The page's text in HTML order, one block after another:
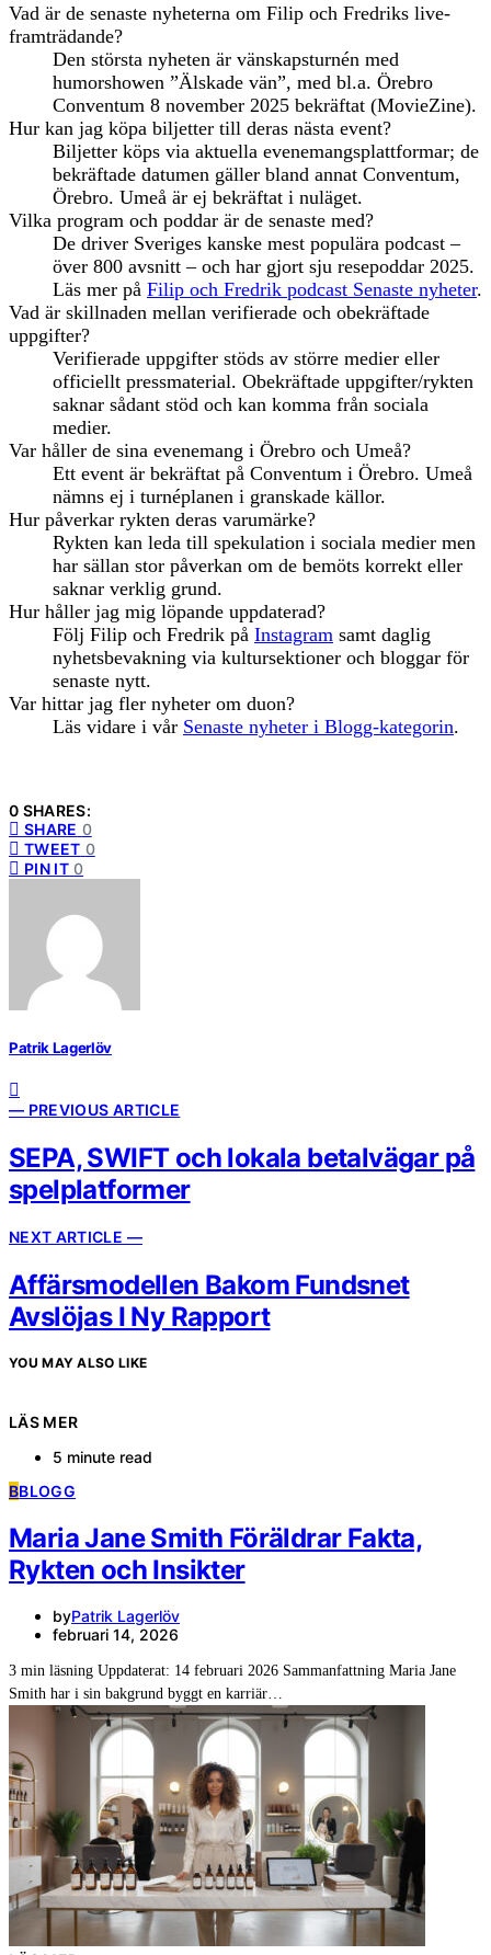
Vad är de senaste nyheterna om Filip och Fredriks live-
framträdande?
Den största nyheten är vänskapsturnén med
humorshowen ”Älskade vän”, med bl.a. Örebro
Conventum 8 november 2025 bekräftat (MovieZine).
Hur kan jag köpa biljetter till deras nästa event?
Biljetter köps via aktuella evenemangsplattformar; de
bekräftade datumen gäller bland annat Conventum,
Örebro. Umeå är ej bekräftat i nuläget.
Vilka program och poddar är de senaste med?
De driver Sveriges kanske mest populära podcast –
över 800 avsnitt – och har gjort sju resepoddar 2025.
Läs mer på Filip och Fredrik podcast Senaste nyheter.
Vad är skillnaden mellan verifierade och obekräftade
uppgifter?
Verifierade uppgifter stöds av större medier eller
officiellt pressmaterial. Obekräftade uppgifter/rykten
saknar sådant stöd och kan komma från sociala
medier.
Var håller de sina evenemang i Örebro och Umeå?
Ett event är bekräftat på Conventum i Örebro. Umeå
nämns ej i turnéplanen i granskade källor.
Hur påverkar rykten deras varumärke?
Rykten kan leda till spekulation i sociala medier men
har sällan stor påverkan om de bemöts korrekt eller
saknar verklig grund.
Hur håller jag mig löpande uppdaterad?
Följ Filip och Fredrik på Instagram samt daglig
nyhetsbevakning via kultursektioner och bloggar för
senaste nytt.
Var hittar jag fler nyheter om duon?
Läs vidare i vår Senaste nyheter i Blogg-kategorin.
0 SHARES:
SHARE 0
TWEET 0
PIN IT 0
Patrik Lagerlöv
— PREVIOUS ARTICLE
SEPA, SWIFT och lokala betalvägar på
spelplatformer
NEXT ARTICLE —
Affärsmodellen Bakom Fundsnet
Avslöjas I Ny Rapport
YOU MAY ALSO LIKE
LÄS MER
5 minute read
BBLOGG
Maria Jane Smith Föräldrar Fakta,
Rykten och Insikter
byPatrik Lagerlöv
februari 14, 2026
3 min läsning Uppdaterat: 14 februari 2026 Sammanfattning Maria Jane
Smith har i sin bakgrund byggt en karriär…